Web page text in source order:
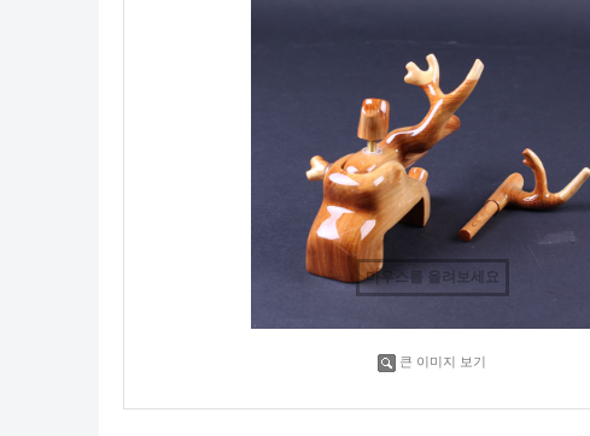
마우스를 올려보세요
큰 이미지 보기